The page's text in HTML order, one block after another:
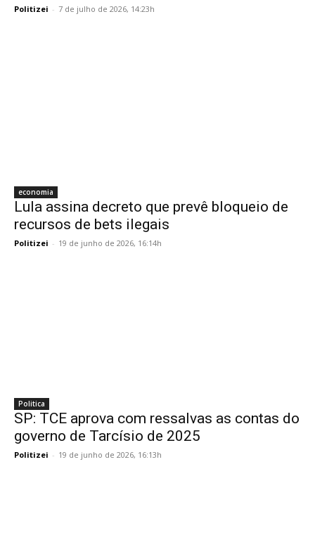
Politizei - 7 de julho de 2026, 14:23h
economia
Lula assina decreto que prevê bloqueio de
recursos de bets ilegais
Politizei - 19 de junho de 2026, 16:14h
Politica
SP: TCE aprova com ressalvas as contas do
governo de Tarcísio de 2025
Politizei - 19 de junho de 2026, 16:13h